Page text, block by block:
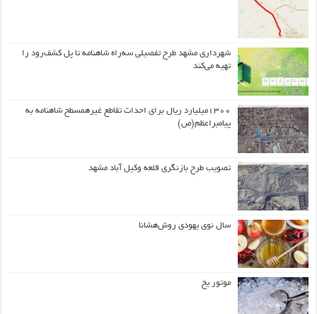
شهرداری مشهد طرح تفصیلی سه‌راه شاهنامه تا پل کشف‌رود را
تهیه می‌کند
۱۳۰۰میلیارد ریال برای احداث تقاطع غیرهمسطح شاهنامه به
پیامبراعظم(ص)
تصویب طرح بازنگری قلعه وکیل آباد مشهد
سال نوی یهودی روش‌هشانا
موتور یخ